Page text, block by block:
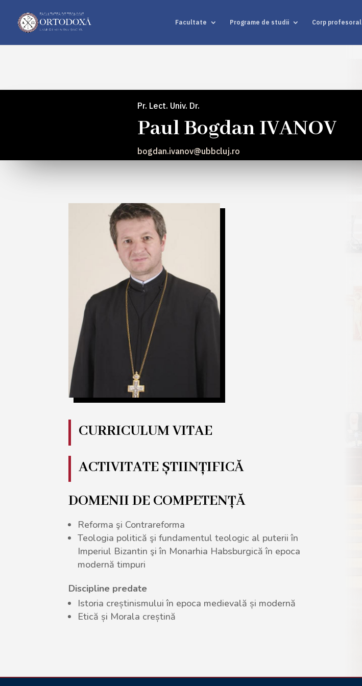
Facultate Programe de studii Corp profesoral
Pr. Lect. Univ. Dr.
Paul Bogdan IVANOV
bogdan.ivanov@ubbcluj.ro
CURRICULUM VITAE
ACTIVITATE ȘTIINȚIFICĂ
DOMENII DE COMPETENȚĂ
Reforma şi Contrareforma
Teologia politică şi fundamentul teologic al puterii în
Imperiul Bizantin şi în Monarhia Habsburgică în epoca
modernă timpuri
Discipline predate
Istoria creștinismului în epoca medievală și modernă
Etică și Morala creștină